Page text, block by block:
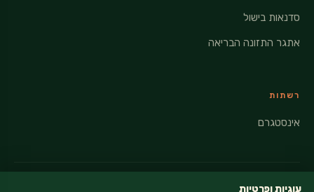
סדנאות בישול
אתגר התזונה הבריאה
רשתות
אינסטגרם
עוגיות ופרטיות